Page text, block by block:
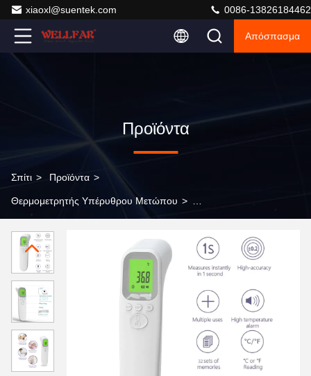
xiaoxl@suentek.com 0086-13826184462
Απόσπασμα
Προϊόντα
Σπίτι > Προϊόντα >
Θερμομετρητής Υπέρυθρου Μετώπου >
προσαρμογή